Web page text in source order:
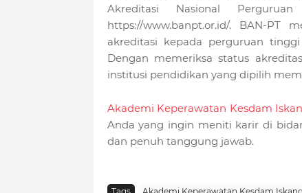
Akreditasi Nasional
https://www.banpt.or.id/. BAN-PT
akreditasi kepada perguruan
Dengan memeriksa status
institusi pendidikan yang dipilih
Akademi Keperawatan Kesdam
Anda yang ingin meniti karir di
dan penuh tanggung jawab.